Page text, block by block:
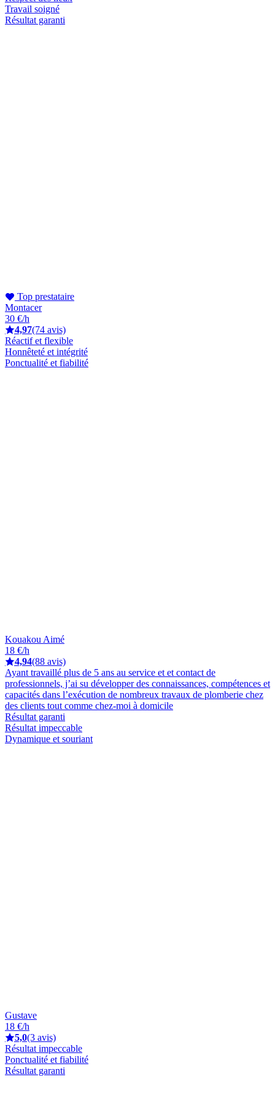
Travail soigné
Résultat garanti
Top prestataire
Montacer
30 €/h
4,97(74 avis)
Réactif et flexible
Honnêteté et intégrité
Ponctualité et fiabilité
Kouakou Aimé
18 €/h
4,94(88 avis)
Ayant travaillé plus de 5 ans au service et et contact de
professionnels, j’ai su développer des connaissances, compétences et
capacités dans l’exécution de nombreux travaux de plomberie chez
des clients tout comme chez-moi à domicile
Résultat garanti
Résultat impeccable
Dynamique et souriant
Gustave
18 €/h
5,0(3 avis)
Résultat impeccable
Ponctualité et fiabilité
Résultat garanti